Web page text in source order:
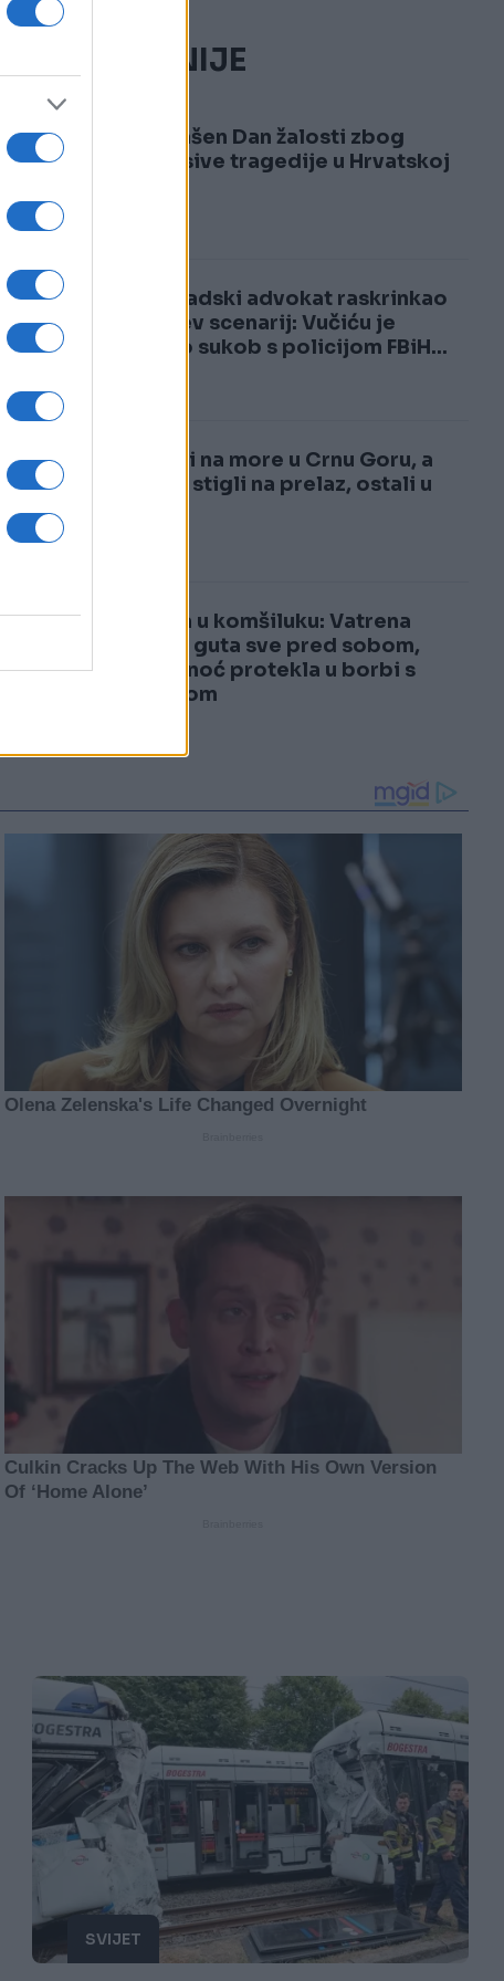
NAJČITANIJE
1
Proglašen Dan žalosti zbog
neopisive tragedije u Hrvatskoj
2
Beogradski advokat raskrinkao
Vučićev scenarij: Vučiću je
trebao sukob s policijom FBiH...
3
Krenuli na more u Crnu Goru, a
kad su stigli na prelaz, ostali u
4
Drama u komšiluku: Vatrena
stihija guta sve pred sobom,
cijela noć protekla u borbi s
požarom
SVIJET